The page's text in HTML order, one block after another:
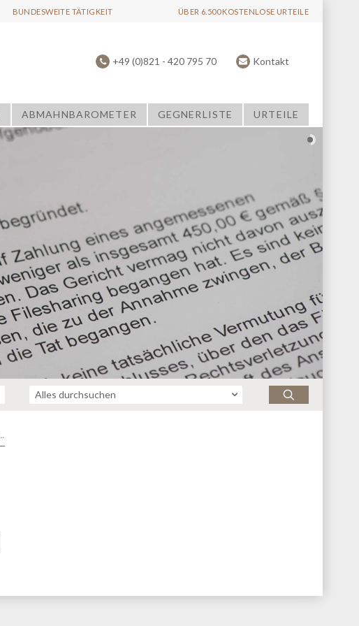
BUNDESWEITE TÄTIGKEIT ÜBER 6.500 KOSTENLOSE URTEILE
+49 (0)821 - 420 795 70 Kontakt
ABMAHNBAROMETER GEGNERLISTE URTEILE